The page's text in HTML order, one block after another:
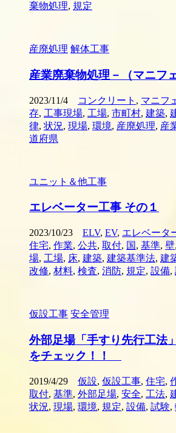
棄物処理, 規定
産廃処理 解体工事
産業廃棄物処理－（マニフ
2023/11/4 コンクリート , マニフ
存, 工事現場, 工場, 市町村, 建築,
律, 状況, 現場, 環境, 産廃処理, 産
道府県
ユニット＆他工事
エレベーター工事 その１
2023/10/23 ELV, EV, エレベータ
住宅, 作業, 公共, 取付, 国, 基準, 壁,
場, 工場, 床, 建築, 建築基準法, 建
改修, 材料, 検査, 消防, 規定, 設備,
仮設工事 安全管理
外部足場「手すり先行工法
をチェック！！
2019/4/29 仮設, 仮設工事, 住宅,
取付, 基準, 外部足場, 安全, 工法,
状況, 現場, 環境, 規定, 設備, 試験,